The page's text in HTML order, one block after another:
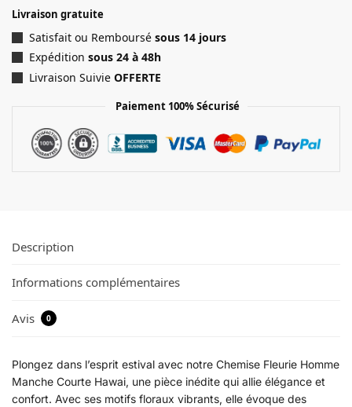
Livraison gratuite
Satisfait ou Remboursé sous 14 jours
Expédition sous 24 à 48h
Livraison Suivie OFFERTE
Paiement 100% Sécurisé
Description
Informations complémentaires
Avis 0
Plongez dans l’esprit estival avec notre Chemise Fleurie Homme
Manche Courte Hawai, une pièce inédite qui allie élégance et
confort. Avec ses motifs floraux vibrants, elle évoque des